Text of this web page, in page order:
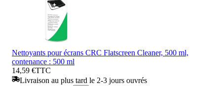
Nettoyants pour écrans CRC Flatscreen Cleaner, 500 ml,
contenance : 500 ml
14,59 €TTC
Livraison au plus tard le 2-3 jours ouvrés